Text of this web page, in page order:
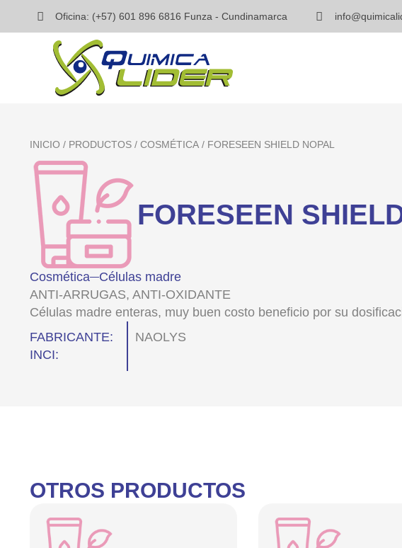
Oficina: (+57) 601 896 6816 Funza - Cundinamarca
INICIO / PRODUCTOS / COSMÉTICA / FORESEEN SHIELD NOPAL
FORESEEN
Cosmética
Células madre
ANTI-ARRUGAS, ANTI-OXIDANTE
Células madre enteras, muy buen costo beneficio por su
FABRICANTE:
INCI:
NAOLYS
OTROS PRODUCTOS